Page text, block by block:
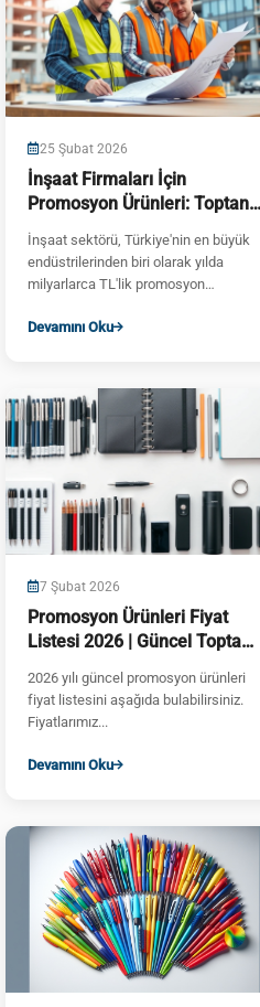
25 Şubat 2026
İnşaat Firmaları İçin
Promosyon Ürünleri: Toptan
ve Logolu
İnşaat sektörü, Türkiye'nin en büyük
endüstrilerinden biri olarak yılda
milyarlarca TL'lik promosyon
Devamını Oku
7 Şubat 2026
Promosyon Ürünleri Fiyat
Listesi 2026 | Güncel Toptan
2026 yılı güncel promosyon ürünleri
fiyat listesini aşağıda bulabilirsiniz.
Fiyatlarımız...
Devamını Oku